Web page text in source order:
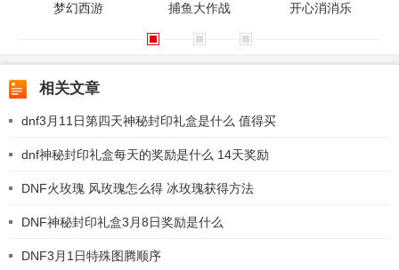
梦幻西游 捕鱼大作战 开心消消乐
相关文章
dnf3月11日第四天神秘封印礼盒是什么 值得买
dnf神秘封印礼盒每天的奖励是什么 14天奖励
DNF火玫瑰 风玫瑰怎么得 冰玫瑰获得方法
DNF神秘封印礼盒3月8日奖励是什么
DNF3月1日特殊图腾顺序